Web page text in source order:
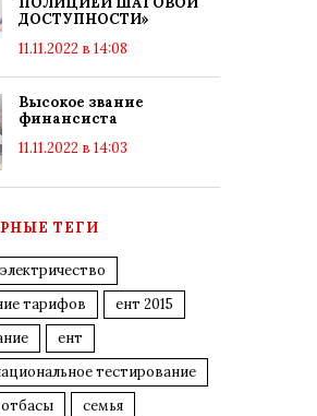
ДОСТУПНОСТИ»
11.11.2022 в 14:08
Высокое звание
финансиста
11.11.2022 в 14:03
ТЕГИ
электричество
тарифов
ент 2015
ент
тестирование
семья